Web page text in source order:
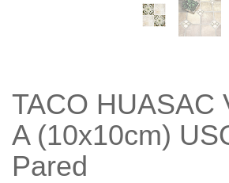
TACO HUASAC
A (10x10cm)
Pared